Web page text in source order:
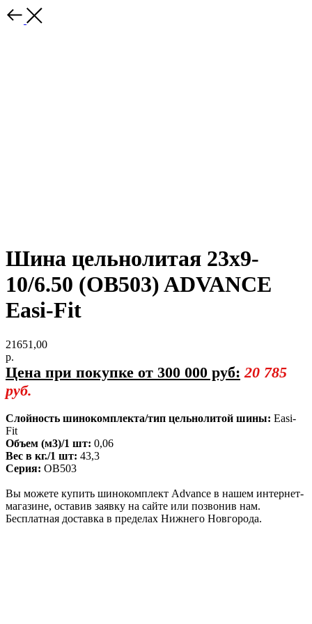
Шина цельнолитая 23x9-
10/6.50 (OB503) ADVANCE
Easi-Fit
21651,00
р.
Цена при покупке от 300 000 руб: 20 785
руб.
Слойность шинокомплекта/тип цельнолитой шины: Easi-
Fit
Объем (м3)/1 шт: 0,06
Вес в кг./1 шт: 43,3
Серия: OB503
Вы можете купить шинокомплект Advance в нашем интернет-
магазине, оставив заявку на сайте или позвонив нам.
Бесплатная доставка в пределах Нижнего Новгорода.